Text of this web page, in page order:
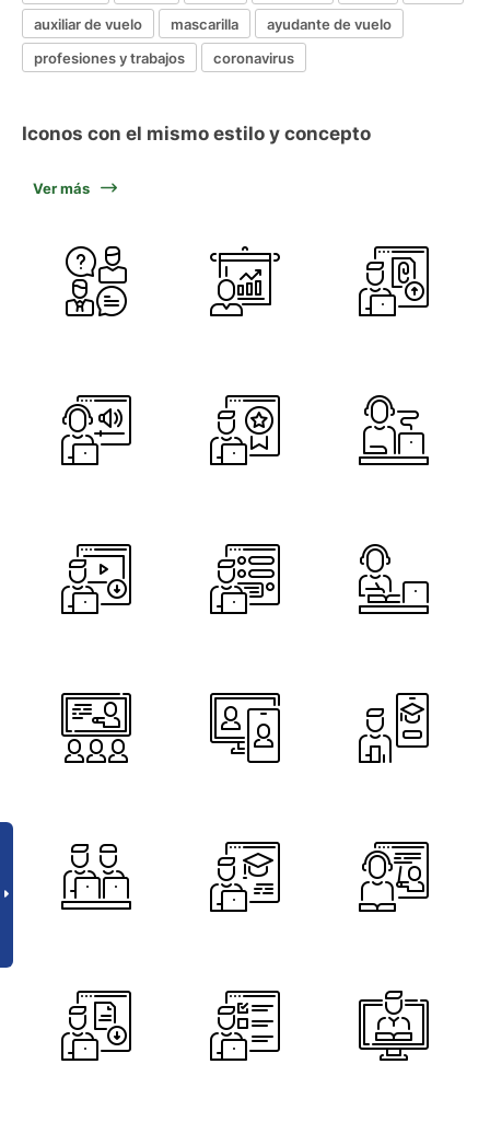
auxiliar de vuelo
mascarilla
ayudante de vuelo
profesiones y trabajos
coronavirus
Iconos con el mismo estilo y concepto
Ver más